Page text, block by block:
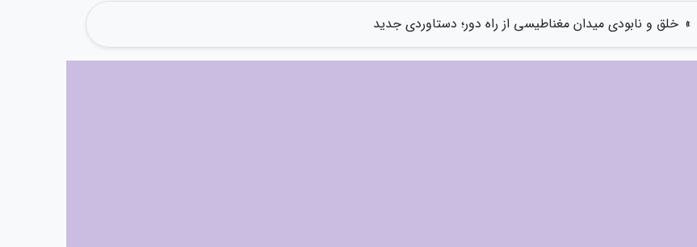
» خلق و نابودی میدان مغناطیسی از راه دور؛ دستاوردی جدید